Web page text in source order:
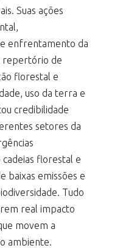
Suas ações
enfrentamento da
repertório de
florestal e
uso da terra e
credibilidade
setores da
florestal e
baixas emissões e
Tudo
real impacto
movem a
ambiente.